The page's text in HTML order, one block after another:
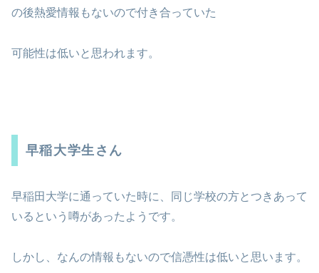
の後熱愛情報もないので付き合っていた
可能性は低いと思われます。
早稲大学生さん
早稲田大学に通っていた時に、同じ学校の方とつきあって
いるという噂があったようです。
しかし、なんの情報もないので信憑性は低いと思います。